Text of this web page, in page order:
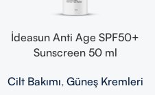
İdeasun Anti Age SPF50+
Sunscreen 50 ml
Cilt Bakımı, Güneş Kremleri